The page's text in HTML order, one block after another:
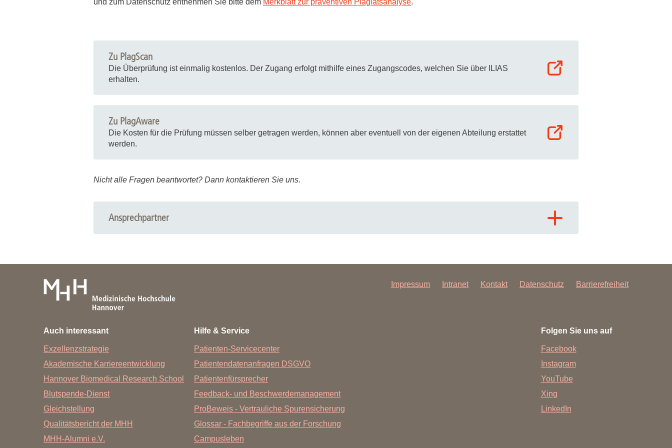
Zentrale Forschungseinrichtung Elektronenmikroskopie
Hannover Biomedical Research School (HBRS)
Für Postdoktorand:innen
Forschungsdatenpolicy
Forschungskommission
Ombudswesen und Ombudsperson
Partner:innen & Netzwerke
Für Partner:innen & Investor:innen
und zum Datenschutz entnehmen Sie bitte dem Merkblatt zur präventiven Plagiatsanalyse.
Zu PlagScan
Die Überprüfung ist einmalig kostenlos. Der Zugang erfolgt mithilfe eines Zugangscodes, welchen Sie über ILIAS
erhalten.
Zu PlagAware
Die Kosten für die Prüfung müssen selber getragen werden, können aber eventuell von der eigenen Abteilung erstattet
werden.
Nicht alle Fragen beantwortet? Dann kontaktieren Sie uns.
Ansprechpartner
Tel.0511-532 6002
E-Mail an
Information und Beratung
Bibliothek der MHH - OE 8900
Tel.-Nr.:
E-Mail:information.bibliothek@mh-hannover.de
Impressum Intranet Kontakt Datenschutz Barrierefreiheit
Auch interessant
Exzellenzstrategie
Akademische Karriereentwicklung
Hannover Biomedical Research School
Blutspende-Dienst
Gleichstellung
Qualitätsbericht der MHH
MHH-Alumni e.V.
Hilfe & Service
Patienten-Servicecenter
Patientendatenanfragen DSGVO
Patientenfürsprecher
Feedback- und Beschwerdemanagement
ProBeweis - Vertrauliche Spurensicherung
Glossar - Fachbegriffe aus der Forschung
Campusleben
Folgen Sie uns auf
Facebook
Instagram
YouTube
Xing
LinkedIn